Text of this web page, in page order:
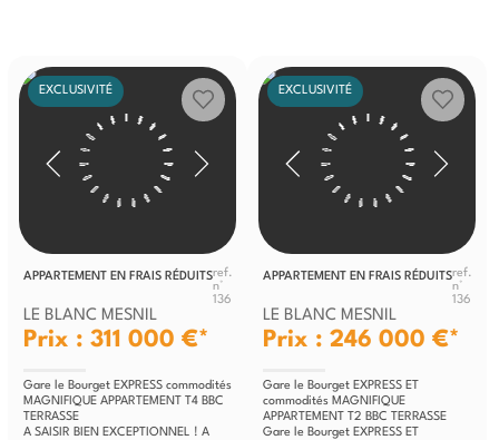
EXCLUSIVITÉ
APPARTEMENT EN FRAIS RÉDUITSref.
n°
136
LE BLANC MESNIL
Prix : 311 000 €*
Gare le Bourget EXPRESS commodités
MAGNIFIQUE APPARTEMENT T4 BBC
TERRASSE
A SAISIR BIEN EXCEPTIONNEL ! A
EXCLUSIVITÉ
APPARTEMENT EN FRAIS RÉDUITSref.
n°
136
LE BLANC MESNIL
Prix : 246 000 €*
Gare le Bourget EXPRESS ET
commodités MAGNIFIQUE
APPARTEMENT T2 BBC TERRASSE
Gare le Bourget EXPRESS ET